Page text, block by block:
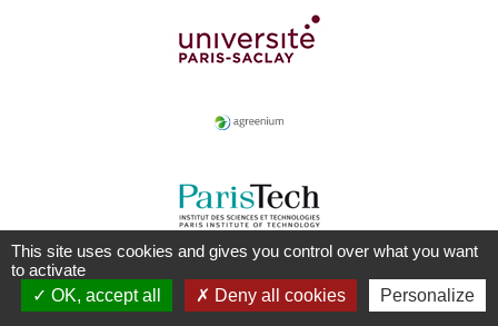
This site uses cookies and gives you control over what you want
to activate
OK, accept all
Deny all cookies Personalize